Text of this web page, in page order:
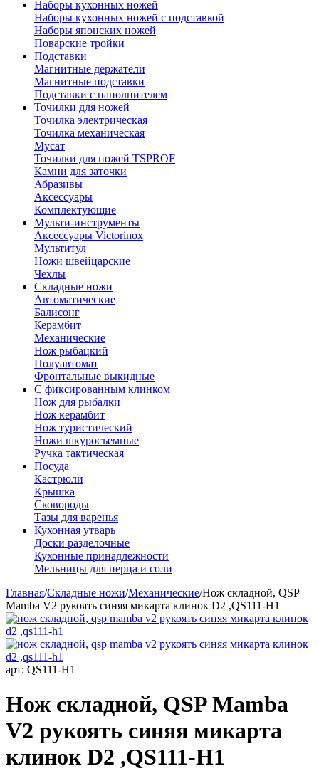
Наборы кухонных ножей
Наборы кухонных ножей с подставкой
Наборы японских ножей
Поварские тройки
Подставки
Магнитные держатели
Магнитные подставки
Подставки с наполнителем
Точилки для ножей
Точилка электрическая
Точилка механическая
Мусат
Точилки для ножей TSPROF
Камни для заточки
Абразивы
Аксессуары
Комплектующие
Мульти-инструменты
Аксессуары Victorinox
Мультитул
Ножи швейцарские
Чехлы
Складные ножи
Автоматические
Балисонг
Керамбит
Механические
Нож рыбацкий
Полуавтомат
Фронтальные выкидные
С фиксированным клинком
Нож для рыбалки
Нож керамбит
Нож туристический
Ножи шкуросъемные
Ручка тактическая
Посуда
Кастрюли
Крышка
Сковороды
Тазы для варенья
Кухонная утварь
Доски разделочные
Кухонные принадлежности
Мельницы для перца и соли
Главная/Складные ножи/Механические/Нож складной, QSP
Mamba V2 рукоять синяя микарта клинок D2 ,QS111-H1
арт: QS111-H1
Нож складной, QSP Mamba
V2 рукоять синяя микарта
клинок D2 ,QS111-H1